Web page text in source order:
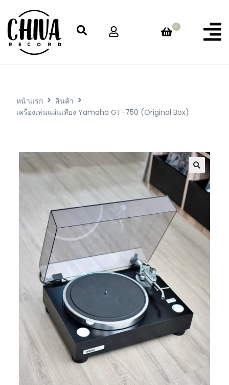
0
หน้าแรก
สินค้า
เครื่องเล่นแผ่นเสียง Yamaha GT-750 (Original Box)